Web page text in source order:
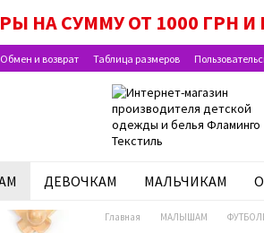
НА СУММУ ОТ 1000 ГРН
Обмен и возврат Таблица размеров
ДЕВОЧКАМ МАЛЬЧИКАМ
Главная МАЛЫШАМ